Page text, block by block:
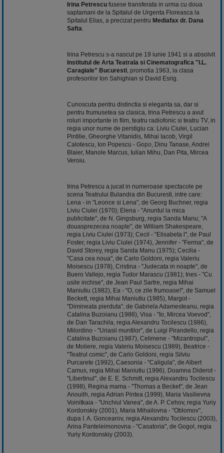
Irina Petrescu fusese transferata in urma cu doua
saptamani de la Spitalul de Urgenta Floreasca la
Spitalul Elias, a precizat pentru Mediafax dr. Dana
Safta
Irina Petrescu s-a nascut pe 19 iunie 1941 si a absolvit
Institutul de Arta Teatrala si Cinematografica "I.L.
Caragiale" Bucuresti , promotia 1963, la clasa
profesorilor Ion Sahighian si David Esrig.
Cunoscuta pentru distinctia si eleganta sa, dar si
pentru frumusetea sa clasica, Irina Petrescu a avut
roluri importante in film, teatru radiofonic si teatru TV, in
regia unor nume de perstigiu ca: Liviu Ciulei, Lucian
Pintilie, Gheorghe Vitanidis, Mihai Iacob, Virgil
Calotescu, Ion Popescu - Gopo , Dinu Tanase, Andrei
Blaier, Manole Marcus, Iulian Mihu, Dan Pita, Mircea
Veroiu.
Irina Petrescu a jucat in numeroase spectacole pe
scena Teatrului Bulandra din Bucuresti, intre care:
Lena - in "Leonce si Lena", de Georg Buchner, regia
Liviu Ciulei (1970); Elena - "Anuntul la mica
publicitate", de N. Gingsburg, regia Sanda Manu; "A
douasprezecea noapte", de William Shakespeare,
regia Liviu Ciulei (1973); Cecil - "Elisabeta l", de Paul
Foster, regia Liviu Ciulei (1974), Jennifer - "Ferma", de
David Storey, regia Sanda Manu (1975); Cecilia -
"Casa cea noua", de Carlo Goldoni, regia Valeriu
Moisescu (1978), Cristina - "Judecata in noapte", de
Buero Vallejo, regia Tudor Marascu (1981); Ines - "Cu
usile inchise", de Jean Paul Sartre, regia Mihai
Maniutiu (1982), Ea - "O, ce zile frumoase!", de Samuel
Beckett, regia Mihai Maniutiu (1985), Margot -
"Dimineata pierduta", de Gabriela Adamesteanu, regia
Catalina Buzoianu (1986), Visa - "Io, Mircea Voevod",
de Dan Tarachila, regia Alexandru Tocilescu (1986),
Milordino - "Uriasii muntilor", de Luigi Pirandello, regia
Catalina Buzoianu (1987), Celimene - "Mizantropul",
de Moliere, regia Valeriu Moisescu (1989), Beatrice -
"Teatrul comic", de Carlo Goldoni, regia Silviu
Purcarete (1992), Caesonia - "Caligula", de Albert
Camus, regia Mihai Maniutiu (1996), Doamna Diderot -
"Libertinul", de E. E. Schmitt, regia Alexandru Tocilescu
(1998), Regina mama - "Thomas a Becket", de Jean
Anouilh, regia Adrian Pintea (1999), Maria Vasilievna
Voinitkaia - "Unchiul Vanea", de A. P. Cehov, regia Yuriy
Kordonskiy (2001), Maria Mihailovna - "Oblomov",
dupa I. A. Goncearov, regia Alexandru Tocilescu (2003),
Arina Panteleimonovna - "Casatoria", de Gogol, regia
Yuriy Kordonskiy (2003).